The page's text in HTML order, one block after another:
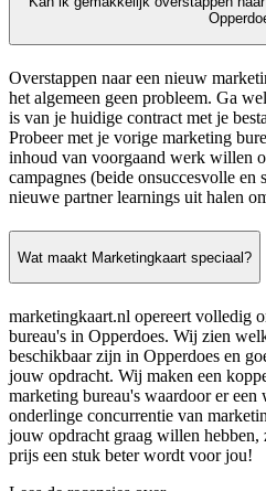
Overstappen naar een nieuw
het algemeen geen probleem. Ga
is van je huidige contract met je
Probeer met je vorige marketing
inhoud van voorgaand werk willen
campagnes (beide onsuccesvolle
nieuwe partner learnings uit halen
Wat maakt Marketingkaart speciaal?
marketingkaart.nl opereert volledig
bureau's in Opperdoes. Wij zien
beschikbaar zijn in Opperdoes en
jouw opdracht. Wij maken een
marketing bureau's waardoor er
onderlinge concurrentie van
jouw opdracht graag willen
prijs een stuk beter wordt voor jou!